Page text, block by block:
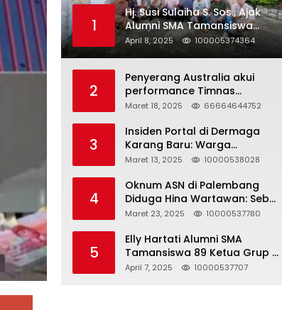
1
Hj. Susi Sulaiha S. Sos., Ajak
Alumni SMA Tamansiswa
Palembang Angkatan 91 Halal
Bihalal
April 8, 2025 100005374364
2
Penyerang Australia akui
performance Timnas
Indonesia
Maret 18, 2025 66664644752
3
Insiden Portal di Dermaga
Karang Baru: Warga
Klarifikasi dan Kritik
Akurat
Maret 13, 2025 10000538028
4
Oknum ASN di Palembang
Diduga Hina Wartawan: Sebut
Profesi Jurnalis Hanya
Berujung Dugaan
Pelanggaran UU ITE!
Maret 23, 2025 10000537780
5
Elly Hartati Alumni SMA
Tamansiswa 89 Ketua Grup S
4 Laksanakan Giat
April 7, 2025 10000537707